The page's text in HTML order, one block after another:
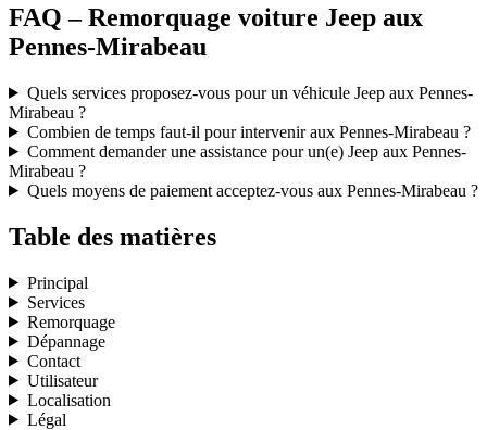
FAQ – Remorquage voiture Jeep aux
Pennes-Mirabeau
Quels services proposez-vous pour un véhicule Jeep aux Pennes-
Mirabeau ?
Combien de temps faut-il pour intervenir aux Pennes-Mirabeau ?
Comment demander une assistance pour un(e) Jeep aux Pennes-
Mirabeau ?
Quels moyens de paiement acceptez-vous aux Pennes-Mirabeau ?
Table des matières
Principal
Services
Remorquage
Dépannage
Contact
Utilisateur
Localisation
Légal